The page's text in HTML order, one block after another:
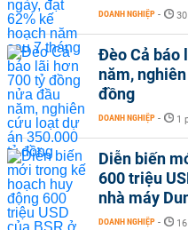
DOANH NGHIỆP -
Đèo Cả báo
năm,
đồng
DOANH NGHIỆP - 1
Diễn biến
600 triệu
nhà máy
DOANH NGHIỆP -